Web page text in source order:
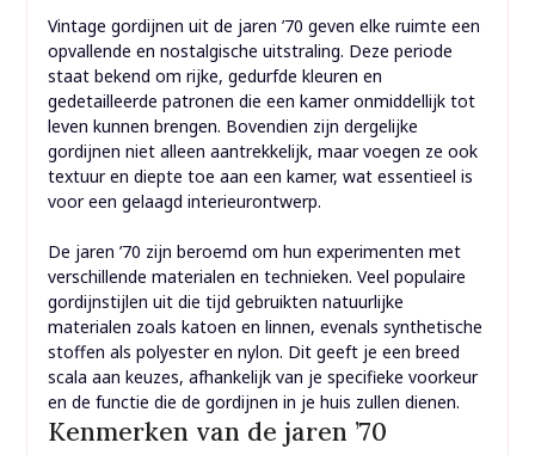
Vintage gordijnen uit de jaren ’70 geven elke ruimte een
opvallende en nostalgische uitstraling. Deze periode
staat bekend om rijke, gedurfde kleuren en
gedetailleerde patronen die een kamer onmiddellijk tot
leven kunnen brengen. Bovendien zijn dergelijke
gordijnen niet alleen aantrekkelijk, maar voegen ze ook
textuur en diepte toe aan een kamer, wat essentieel is
voor een gelaagd interieurontwerp.
De jaren ’70 zijn beroemd om hun experimenten met
verschillende materialen en technieken. Veel populaire
gordijnstijlen uit die tijd gebruikten natuurlijke
materialen zoals katoen en linnen, evenals synthetische
stoffen als polyester en nylon. Dit geeft je een breed
scala aan keuzes, afhankelijk van je specifieke voorkeur
en de functie die de gordijnen in je huis zullen dienen.
Kenmerken van de jaren ’70